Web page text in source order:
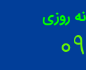
روزی